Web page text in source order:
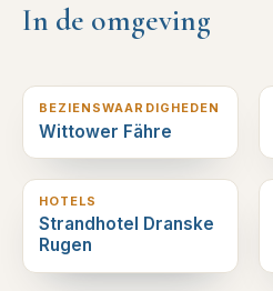
In de omgeving
BEZIENSWAARDIGHEDEN
Wittower Fähre
13 km verderop
HOTELS
Strandhotel Dranske
Rugen
16 km verderop